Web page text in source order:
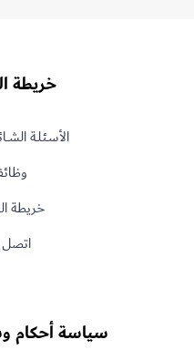
خريطة
الأسـئلـة
خريطة
اتصل
سياسة أحكام